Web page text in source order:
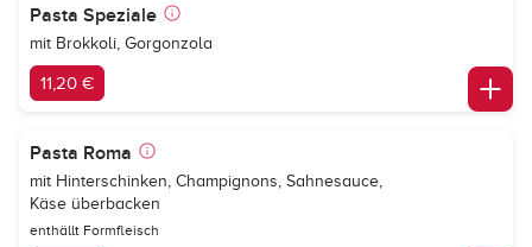
Pasta Speziale
mit Brokkoli, Gorgonzola
11,20 €
Pasta Roma
mit Hinterschinken, Champignons, Sahnesauce,
Käse überbacken
enthällt Formfleisch